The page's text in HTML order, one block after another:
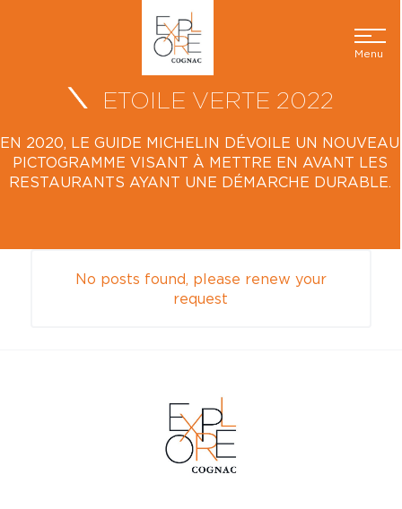
Menu
ETOILE VERTE 2022
EN 2020, LE GUIDE MICHELIN DÉVOILE UN NOUVEAU
PICTOGRAMME VISANT À METTRE EN AVANT LES
RESTAURANTS AYANT UNE DÉMARCHE DURABLE.
No posts found, please renew your
request